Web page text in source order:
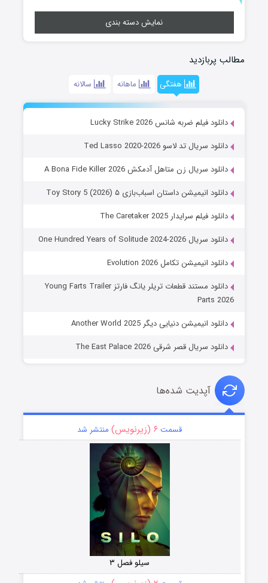
نمایش دسته بندی
مطالب پربازدید
هفتگی ماهانه سالانه
دانلود فیلم ضربه شانس Lucky Strike 2026
دانلود سریال تد لاسو Ted Lasso 2020-2026
دانلود سریال زن متاهل آدمکش A Bona Fide Killer 2026
دانلود انیمیشن داستان اسباب‌بازی ۵ Toy Story 5 (2026)
دانلود فیلم سرایدار The Caretaker 2025
دانلود سریال One Hundred Years of Solitude 2024-2026
دانلود انیمیشن تکامل Evolution 2026
دانلود مستند قطعات تریلر یانگ فارتز Young Farts Trailer
Parts 2026
دانلود انیمیشن دنیایی دیگر Another World 2025
دانلود سریال قصر شرقی The East Palace 2026
آپدیت شده‌ها
قسمت ۶ (زیرنویس) منتشر شد
سیلو فصل ۳